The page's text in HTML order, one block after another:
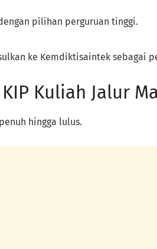
pilihan perguruan tinggi.
ke Kemdiktisaintek sebagai
Kuliah Jalur
hingga lulus.